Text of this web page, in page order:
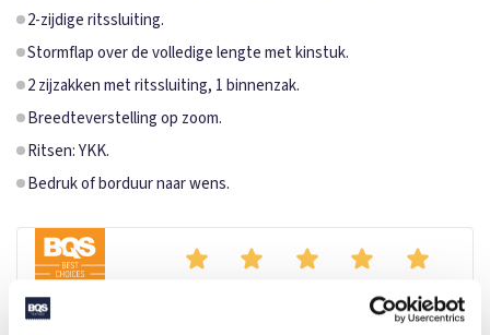
2-zijdige ritssluiting.
Stormflap over de volledige lengte met kinstuk.
2 zijzakken met ritssluiting, 1 binnenzak.
Breedteverstelling op zoom.
Ritsen: YKK.
Bedruk of borduur naar wens.
Deze heerlijke gewatteerde jas is gemaakt van gerecycled